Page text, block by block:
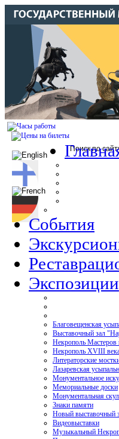
События
Экспозиции
Благовещенская
Выставочный зал
Некрополь Мастеров
Некрополь XVIII
Литераторские
Лазаревская
Монументальное
Мемориальные доски
Монументальная
Знаки памяти
Новый выставочный
Видеовыставки
Музыкальный